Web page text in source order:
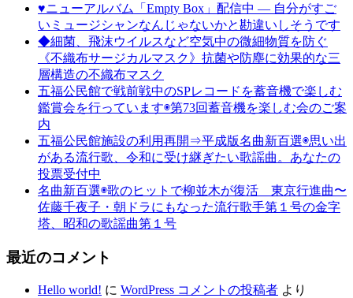
♥ニューアルバム「Empty Box」配信中 ― 自分がすご
いミュージシャンなんじゃないかと勘違いしそうです
◆細菌、飛沫ウイルスなど空気中の微細物質を防ぐ
《不織布サージカルマスク》抗菌や防塵に効果的な三
層構造の不織布マスク
五福公民館で戦前戦中のSPレコードを蓄音機で楽しむ
鑑賞会を行っています◉第73回蓄音機を楽しむ会のご案
内
五福公民館施設の利用再開⇒平成版名曲新百選◉思い出
がある流行歌、令和に受け継ぎたい歌謡曲。あなたの
投票受付中
名曲新百選◉歌のヒットで柳並木が復活 東京行進曲〜
佐藤千夜子・朝ドラにもなった流行歌手第１号の金字
塔、昭和の歌謡曲第１号
最近のコメント
Hello world! に WordPress コメントの投稿者 より